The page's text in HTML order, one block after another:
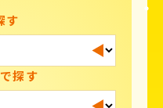
す
探す